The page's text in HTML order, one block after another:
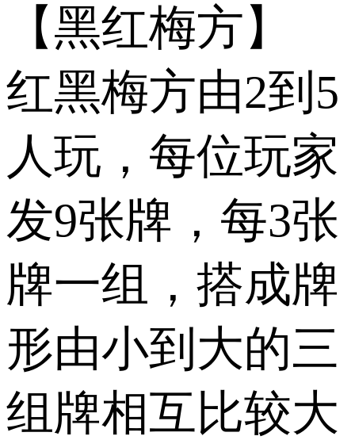
【黑红梅方】
红黑梅方由2到5
人玩，每位玩家
发9张牌，每3张
牌一组，搭成牌
形由小到大的三
组牌相互比较大